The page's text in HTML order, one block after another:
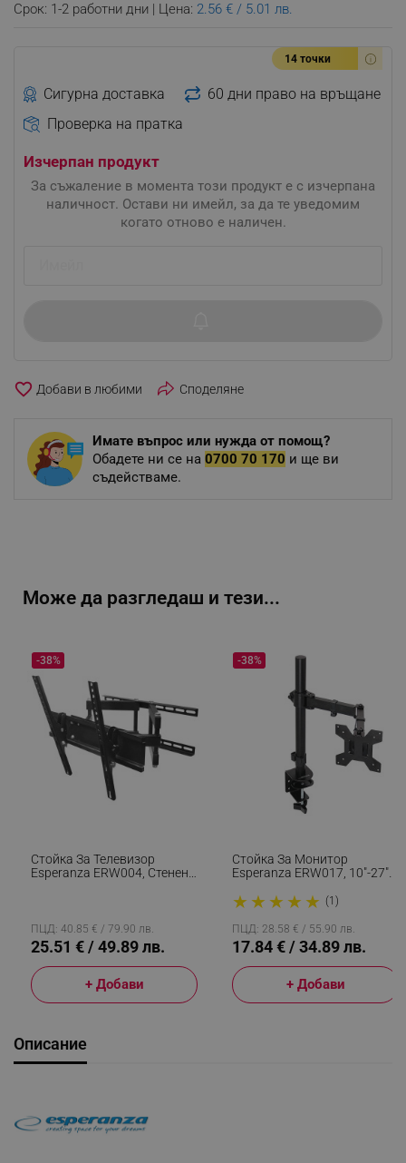
Срок: 1-2 работни дни | Цена: 2.56 € / 5.01 лв.
14 точки
Сигурна доставка
60 дни право на връщане
Проверка на пратка
Изчерпан продукт
За съжаление в момента този продукт е с изчерпана
наличност. Остави ни имейл, за да те уведомим
когато отново е наличен.
favorite_border Споделяне
Имате въпрос или нужда от помощ?
Обадете ни се на 0700 70 170 и ще ви
съдействаме.
Може да разгледаш и тези...
Стойка За Телевизор
Esperanza ERW004, Стенен
-38%
ПЦД: 40.85 € / 79.90 лв.
25.51 € / 49.89 лв.
+ Добави
Стойка За Монитор
Esperanza ERW017, 10"-27",
Mm, До 8 Кг, Черен
★ ★ ★ ★ ★ (1)
-38%
ПЦД: 28.58 € / 55.90 лв.
17.84 € / 34.89 лв.
+ Добави
Описание